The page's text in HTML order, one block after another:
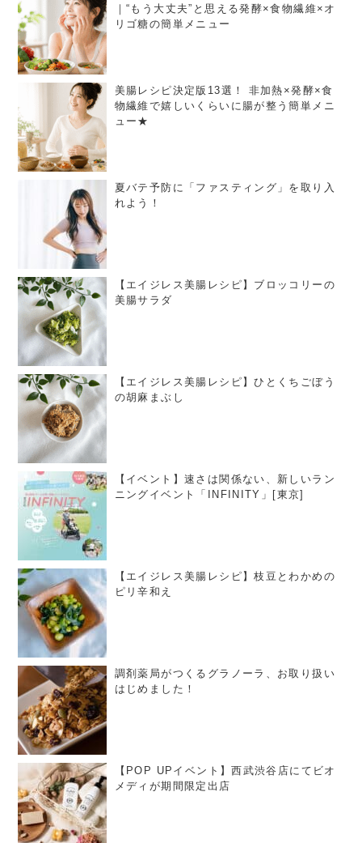
｜“もう大丈夫”と思える発酵×食物繊維×オ
リゴ糖の簡単メニュー
美腸レシピ決定版13選！ 非加熱×発酵×食
物繊維で嬉しいくらいに腸が整う簡単メニ
ュー★
夏バテ予防に「ファスティング」を取り入
れよう！
【エイジレス美腸レシピ】ブロッコリーの
美腸サラダ
【エイジレス美腸レシピ】ひとくちごぼう
の胡麻まぶし
【イベント】速さは関係ない、新しいラン
ニングイベント「INFINITY」[東京]
【エイジレス美腸レシピ】枝豆とわかめの
ピリ辛和え
調剤薬局がつくるグラノーラ、お取り扱い
はじめました！
【POP UPイベント】西武渋谷店にてビオ
メディが期間限定出店